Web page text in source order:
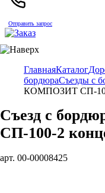
Отправить запрос
ГлавнаяКаталог
бордюраСъезды с
КОМПОЗИТ СП-
Съезд с
СП-100-2
арт. 00-00008425